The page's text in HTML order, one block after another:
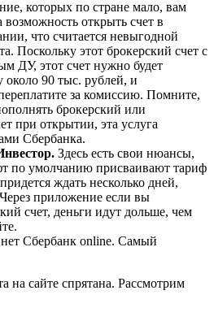
которых по стране мало, вам
возможность открыть счет в
что считается невыгодной
Поскольку этот брокерский счет с
ДУ, этот счет нужно будет
90 тыс. рублей, и
за комиссию. Помните,
брокерский или
при открытии, эта услуга
Сбербанка.
Здесь есть свои нюансы,
по умолчанию присваивают тариф
ждать несколько дней,
приложение если вы
счет, деньги идут дольше, чем
Сбербанк online. Самый
на сайте спрятана. Рассмотрим